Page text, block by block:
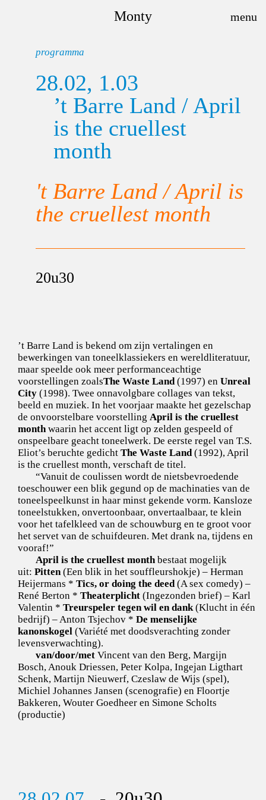
Monty
programma
28.02, 1.03
’t Barre Land / April
is the cruellest
month
't Barre Land / April is
the cruellest month
20u30
’t Barre Land is bekend om zijn vertalingen en
bewerkingen van toneelklassiekers en wereldliteratuur,
maar speelde ook meer performanceachtige
voorstellingen zoalsThe Waste Land(1997) en Unreal
City (1998). Twee onnavolgbare collages van tekst,
beeld en muziek. In het voorjaar maakte het gezelschap
de onvoorstelbare voorstelling April is the cruellest
monthwaarin het accent ligt op zelden gespeeld of
onspeelbare geacht toneelwerk. De eerste regel van T.S.
Eliot’s beruchte gedicht The Waste Land(1992), April
is the cruellest month, verschaft de titel.
“Vanuit de coulissen wordt de nietsbevroedende
toeschouwer een blik gegund op de machinaties van de
toneelspeelkunst in haar minst gekende vorm. Kansloze
toneelstukken, onvertoonbaar, onvertaalbaar, te klein
voor het tafelkleed van de schouwburg en te groot voor
het servet van de schuifdeuren. Met drank na, tijdens en
vooraf!”
April is the cruellest monthbestaat mogelijk
uit: Pitten(Een blik in het souffleurshokje) – Herman
Heijermans * Tics, or doing the deed(A sex comedy) –
René Berton * Theaterplicht (Ingezonden brief) – Karl
Valentin * Treurspeler tegen wil en dank(Klucht in één
bedrijf) – Anton Tsjechov * De menselijke
kanonskogel (Variété met doodsverachting zonder
levensverwachting).
van/door/met Vincent van den Berg, Margijn
Bosch, Anouk Driessen, Peter Kolpa, Ingejan Ligthart
Schenk, Martijn Nieuwerf, Czeslaw de Wijs (spel),
Michiel Johannes Jansen (scenografie) en Floortje
Bakkeren, Wouter Goedheer en Simone Scholts
(productie)